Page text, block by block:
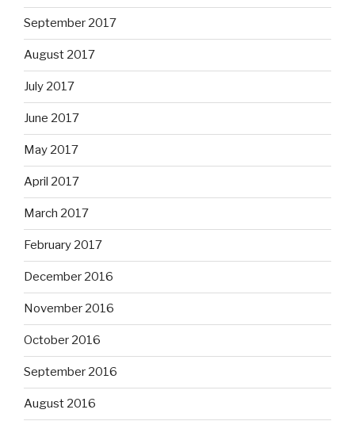
September 2017
August 2017
July 2017
June 2017
May 2017
April 2017
March 2017
February 2017
December 2016
November 2016
October 2016
September 2016
August 2016